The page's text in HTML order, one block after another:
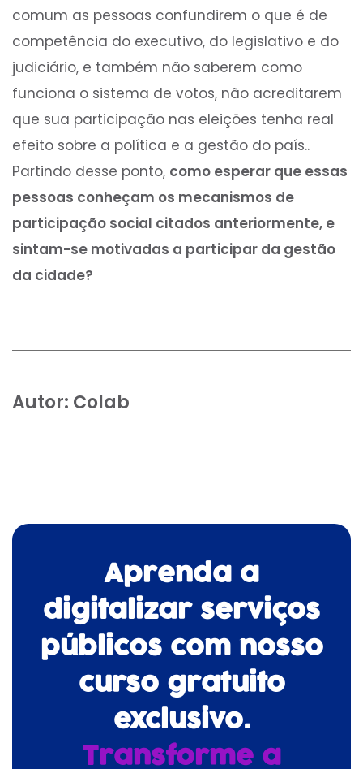
comum as pessoas confundirem o que é de
competência do executivo, do legislativo e do
judiciário, e também não saberem como
funciona o sistema de votos, não acreditarem
que sua participação nas eleições tenha real
efeito sobre a política e a gestão do país..
Partindo desse ponto, como esperar que essas
pessoas conheçam os mecanismos de
participação social citados anteriormente, e
sintam-se motivadas a participar da gestão
da cidade?
Autor: Colab
Aprenda a
digitalizar serviços
públicos com nosso
curso gratuito
exclusivo.
Transforme a